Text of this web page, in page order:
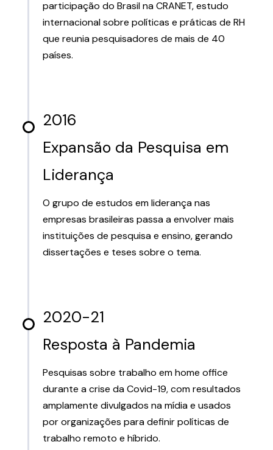
participação do Brasil na CRANET, estudo
internacional sobre políticas e práticas de RH
que reunia pesquisadores de mais de 40
países.
2016
Expansão da Pesquisa em
Liderança
O grupo de estudos em liderança nas
empresas brasileiras passa a envolver mais
instituições de pesquisa e ensino, gerando
dissertações e teses sobre o tema.
2020-21
Resposta à Pandemia
Pesquisas sobre trabalho em home office
durante a crise da Covid-19, com resultados
amplamente divulgados na mídia e usados
por organizações para definir políticas de
trabalho remoto e híbrido.